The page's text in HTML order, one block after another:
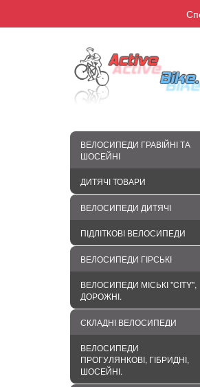
ВЕЛОСИПЕДИ ГРАВІЙНІ ТА
ШОСЕЙНІ
ДИТЯЧІ ТОВАРИ
ВЕЛОСИПЕДИ ДИТЯЧІ
ПІДЛІТКОВІ ВЕЛОСИПЕДИ
ВЕЛОСИПЕДИ ГІРСЬКІ
ВЕЛОСИПЕДИ МІСЬКІ "CITY",
ДОРОЖНІ.
СКЛАДНІ ВЕЛОСИПЕДИ
ВЕЛОСИПЕДИ
ПРОГУЛЯНКОВІ, ГІБРИДНІ,
ШОСЕЙНІ.